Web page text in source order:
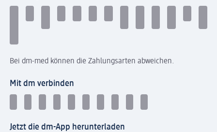
Bei dm-med können die Zahlungsarten abweichen.
Mit dm verbinden
Jetzt die dm-App herunterladen